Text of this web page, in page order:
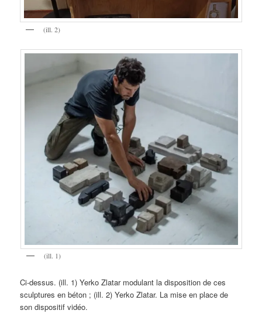
(ill. 2)
(ill. 1)
Ci-dessus. (ill. 1) Yerko Zlatar modulant la disposition de ces
sculptures en béton ; (ill. 2) Yerko Zlatar. La mise en place de
son dispositif vidéo.